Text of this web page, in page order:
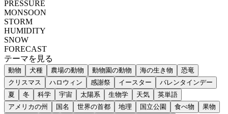
PRESSURE
MONSOON
STORM
HUMIDITY
SNOW
FORECAST
テーマを見る
動物 犬種 農場の動物 動物園の動物 海の生き物
恐竜
クリスマス
ハロウィン 感謝祭 イースター
バレンタインデー
夏
冬 科学 宇宙 太陽系 生物学 天気
英単語
アメリカの州
国名 世界の首都 地理 国立公園 食べ物
果物